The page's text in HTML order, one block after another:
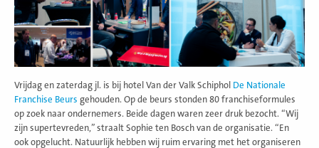
Vrijdag en zaterdag jl. is bij hotel Van der Valk Schiphol De Nationale
Franchise Beurs gehouden. Op de beurs stonden 80 franchiseformules
op zoek naar ondernemers. Beide dagen waren zeer druk bezocht. “Wij
zijn supertevreden,” straalt Sophie ten Bosch van de organisatie. “En
ook opgelucht. Natuurlijk hebben wij ruim ervaring met het organiseren